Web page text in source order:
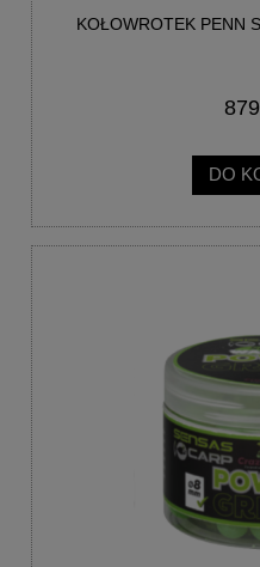
KOŁOWROTEK PENN
DO